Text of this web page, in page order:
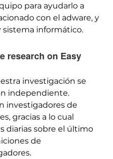
para ayudarlo a
con el adware, y
sistema informático.
research on Easy
investigación se
independiente.
investigadores de
gracias a lo cual
diarias sobre el último
de